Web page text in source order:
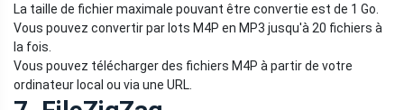
La taille de fichier maximale pouvant être convertie est de 1 Go.
Vous pouvez convertir par lots M4P en MP3 jusqu'à 20 fichiers à
la fois.
Vous pouvez télécharger des fichiers M4P à partir de votre
ordinateur local ou via une URL.